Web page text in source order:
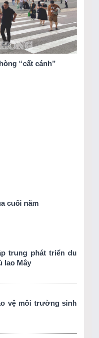
“cất cánh”
cuối năm
trung phát triển du
lao Mây
vệ môi trường sinh